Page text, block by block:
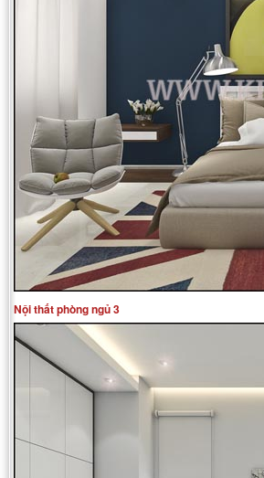
Nội thất phòng ngủ 3